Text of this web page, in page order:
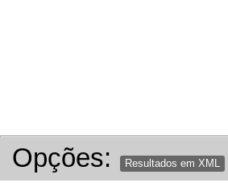
Opções: Resultados em XML